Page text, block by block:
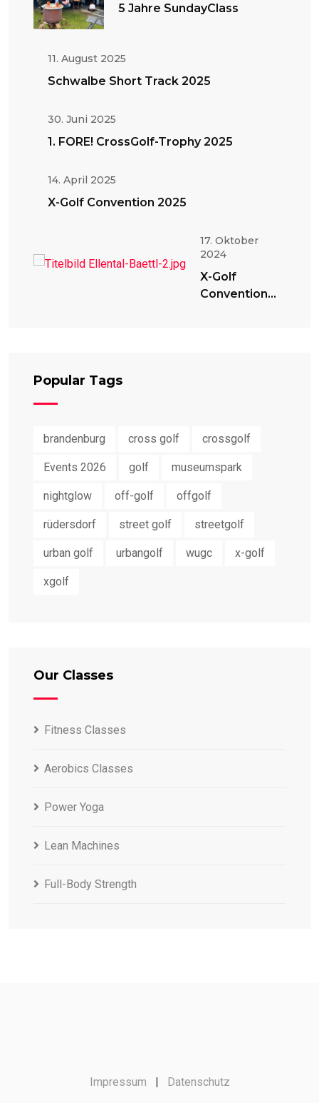
5 Jahre SundayClass
11. August 2025
Schwalbe Short Track 2025
30. Juni 2025
1. FORE! CrossGolf-Trophy 2025
14. April 2025
X-Golf Convention 2025
17. Oktober
2024
X-Golf
Convention
Popular Tags
brandenburg cross golf crossgolf
Events 2026 golf museumspark
nightglow off-golf offgolf
rüdersdorf street golf streetgolf
urban golf urbangolf wugc x-golf
xgolf
Our Classes
Fitness Classes
Aerobics Classes
Power Yoga
Lean Machines
Full-Body Strength
Impressum | Datenschutz